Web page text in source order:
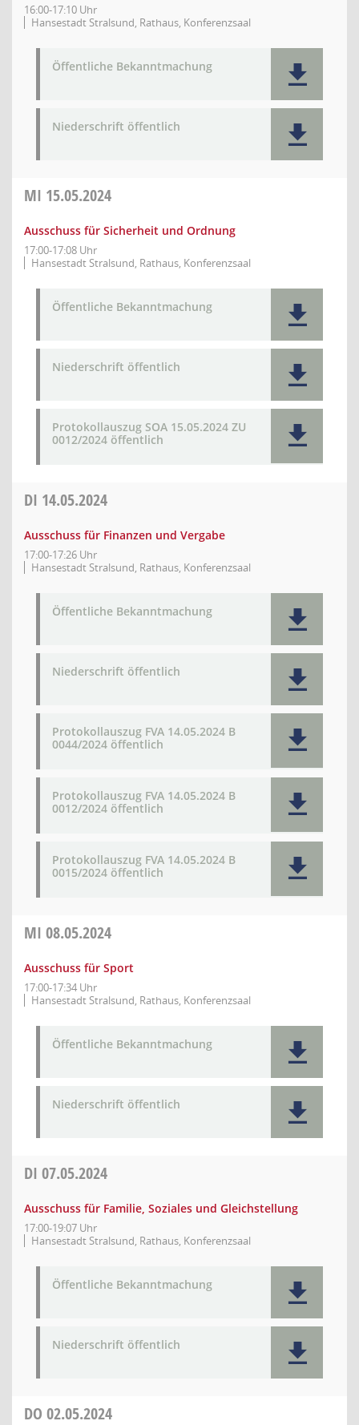
16:00-17:10 Uhr
Hansestadt Stralsund, Rathaus, Konferenzsaal
Öffentliche Bekanntmachung
Niederschrift öffentlich
MI 15.05.2024
Ausschuss für Sicherheit und Ordnung
17:00-17:08 Uhr
Hansestadt Stralsund, Rathaus, Konferenzsaal
Öffentliche Bekanntmachung
Niederschrift öffentlich
Protokollauszug SOA 15.05.2024 ZU
0012/2024 öffentlich
DI 14.05.2024
Ausschuss für Finanzen und Vergabe
17:00-17:26 Uhr
Hansestadt Stralsund, Rathaus, Konferenzsaal
Öffentliche Bekanntmachung
Niederschrift öffentlich
Protokollauszug FVA 14.05.2024 B
0044/2024 öffentlich
Protokollauszug FVA 14.05.2024 B
0012/2024 öffentlich
Protokollauszug FVA 14.05.2024 B
0015/2024 öffentlich
MI 08.05.2024
Ausschuss für Sport
17:00-17:34 Uhr
Hansestadt Stralsund, Rathaus, Konferenzsaal
Öffentliche Bekanntmachung
Niederschrift öffentlich
DI 07.05.2024
Ausschuss für Familie, Soziales und Gleichstellung
17:00-19:07 Uhr
Hansestadt Stralsund, Rathaus, Konferenzsaal
Öffentliche Bekanntmachung
Niederschrift öffentlich
DO 02.05.2024